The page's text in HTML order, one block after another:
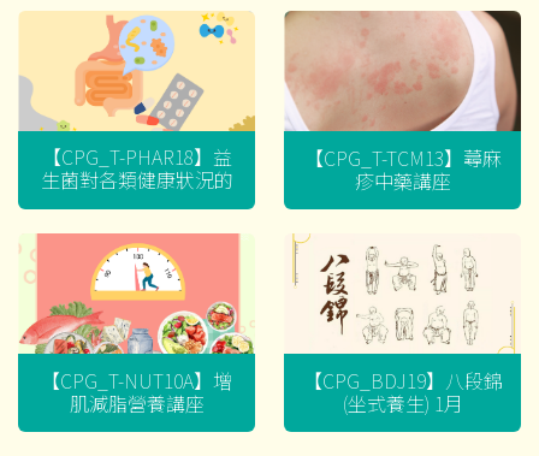
【CPG_T-PHAR18】益
生菌對各類健康狀況的
迷思
【CPG_T-TCM13】蕁麻
疹中藥講座
【CPG_T-NUT10A】增
肌減脂營養講座
【CPG_BDJ19】八段錦
(坐式養生) 1月